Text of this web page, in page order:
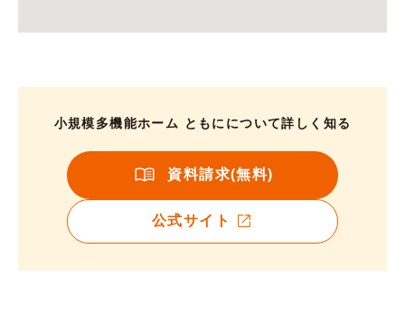
小規模多機能ホーム ともにについて詳しく知る
資料請求(無料)
公式サイト